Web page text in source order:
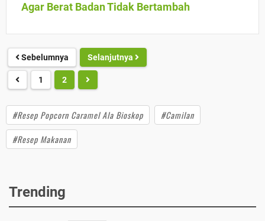
Agar Berat Badan Tidak Bertambah
Sebelumnya Selanjutnya
1 2
#Resep Popcorn Caramel Ala Bioskop
#Camilan
#Resep Makanan
Trending